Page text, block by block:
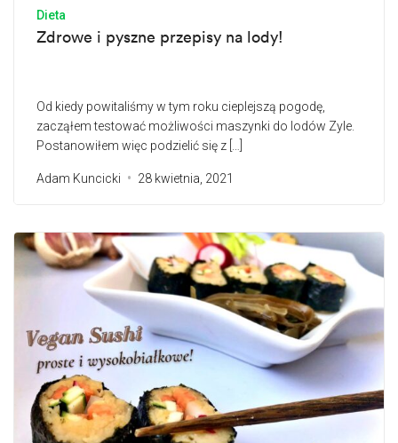
Dieta
Zdrowe i pyszne przepisy na lody!
Od kiedy powitaliśmy w tym roku cieplejszą pogodę,
zacząłem testować możliwości maszynki do lodów Zyle.
Postanowiłem więc podzielić się z […]
Adam Kuncicki 28 kwietnia, 2021